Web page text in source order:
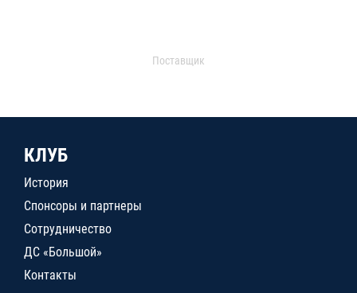
Поставщик
КЛУБ
История
Спонсоры и партнеры
Сотрудничество
ДС «Большой»
Контакты